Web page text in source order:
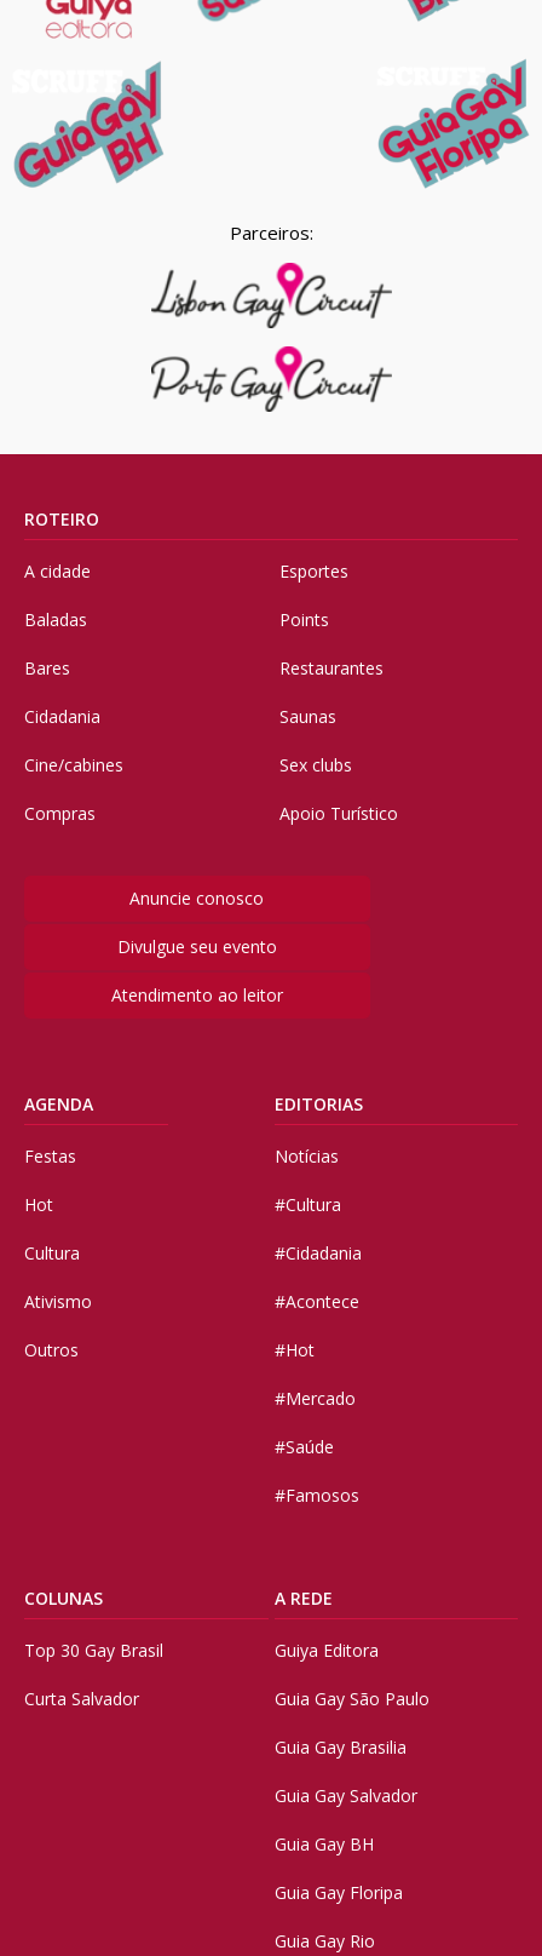
Parceiros:
ROTEIRO
A cidade
Baladas
Bares
Cidadania
Cine/cabines
Compras
Esportes
Points
Restaurantes
Saunas
Sex clubs
Apoio Turístico
Anuncie conosco
Divulgue seu evento
Atendimento ao leitor
AGENDA
Festas
Hot
Cultura
Ativismo
Outros
EDITORIAS
Notícias
#Cultura
#Cidadania
#Acontece
#Hot
#Mercado
#Saúde
#Famosos
COLUNAS
Top 30 Gay Brasil
Curta Salvador
A REDE
Guiya Editora
Guia Gay São Paulo
Guia Gay Brasilia
Guia Gay Salvador
Guia Gay BH
Guia Gay Floripa
Guia Gay Rio